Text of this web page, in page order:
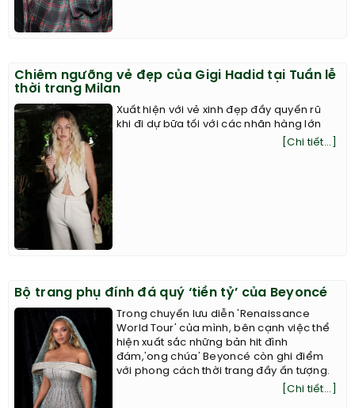
Chiêm ngưỡng vẻ đẹp của Gigi Hadid tại Tuần lễ
thời trang Milan
Xuất hiện với vẻ xinh đẹp đầy quyến rũ
khi đi dự bữa tối với các nhãn hàng lớn
[Chi tiết...]
Bộ trang phụ đính đá quý ‘tiền tỷ’ của Beyoncé
Trong chuyến lưu diễn 'Renaissance
World Tour' của mình, bên cạnh việc thể
hiện xuất sắc những bản hit đình
đám,'ong chúa' Beyoncé còn ghi điểm
với phong cách thời trang đầy ấn tượng.
[Chi tiết...]